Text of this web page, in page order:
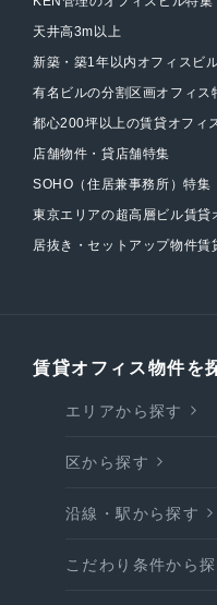
天井高3m以上
新築・築1年以内オフィスビ
有名ビルの分割区画オフィス
都心200坪以上の賃貸オフィ
店舗物件・貸店舗特集
SOHO（住居兼事務所）特集
東京エリアの超高層ビル賃貸
居抜き・セットアップ物件賃
賃貸オフィス物件を
エリアから探す
区から探す
沿線・駅から探す
こだわり条件から